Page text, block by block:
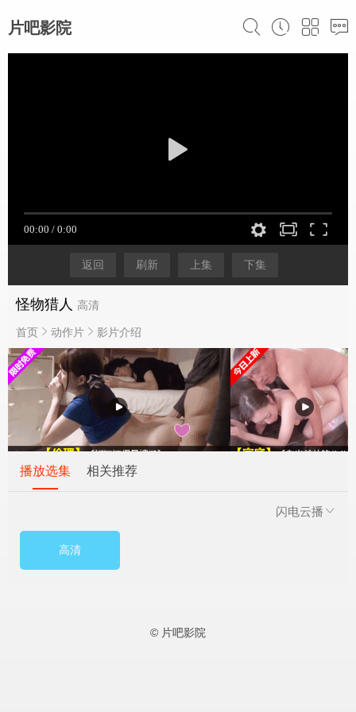
片吧影院
返回 刷新 上集 下集
怪物猎人 高清
首页 动作片 影片介绍
播放选集 相关推荐
闪电云播
高清
© 片吧影院